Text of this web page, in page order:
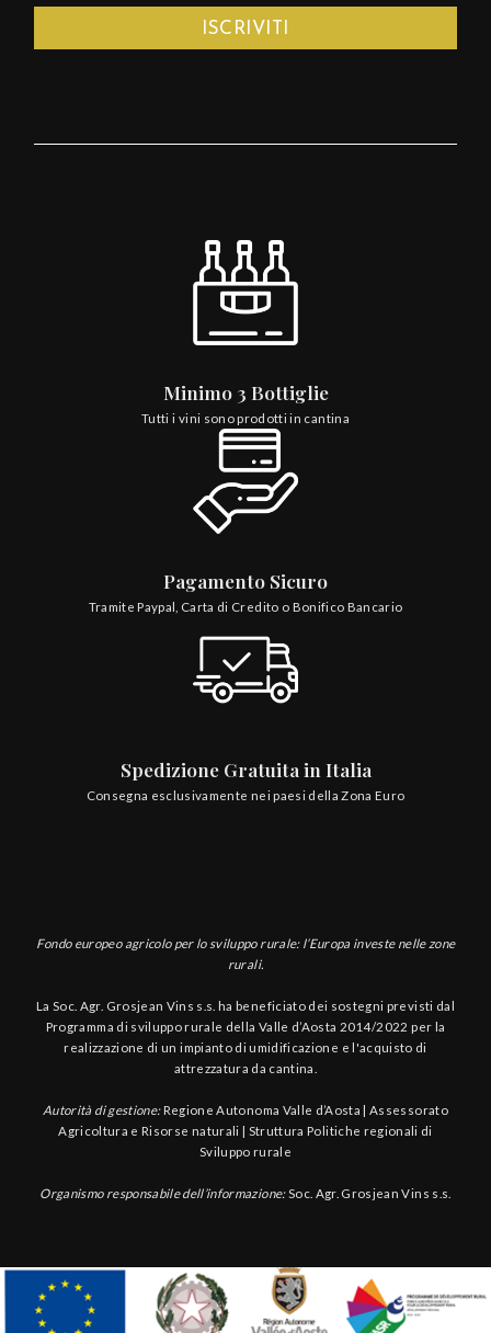
Minimo 3 Bottiglie
Tutti i vini sono prodotti in cantina
Pagamento Sicuro
Tramite Paypal, Carta di Credito o Bonifico Bancario
Spedizione Gratuita in Italia
Consegna esclusivamente nei paesi della Zona Euro
Fondo europeo agricolo per lo sviluppo rurale: l’Europa investe nelle zone
rurali.
La Soc. Agr. Grosjean Vins s.s. ha beneficiato dei sostegni previsti dal
Programma di sviluppo rurale della Valle d’Aosta 2014/2022 per la
realizzazione di un impianto di umidificazione e l'acquisto di
attrezzatura da cantina.
Autorità di gestione:Regione Autonoma Valle d’Aosta | Assessorato
Agricoltura e Risorse naturali | Struttura Politiche regionali di
Sviluppo rurale
Organismo responsabile dell’informazione:Soc. Agr. Grosjean Vins s.s.